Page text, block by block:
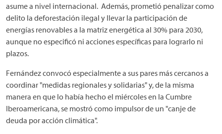
asume a nivel internacional. Además, prometió penalizar como
delito la deforestación ilegal y llevar la participación de
energías renovables a la matriz energética al 30% para 2030,
aunque no especificó ni acciones específicas para lograrlo ni
plazos.
Fernández convocó especialmente a sus pares más cercanos a
coordinar "medidas regionales y solidarias" y, de la misma
manera en que lo había hecho el miércoles en la Cumbre
Iberoamericana, se mostró como impulsor de un "canje de
deuda por acción climática".